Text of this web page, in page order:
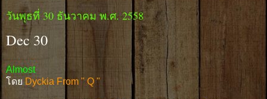
วันพุธที่ 30 ธันวาคม พ.ศ. 2558
Dec 30
Almost
โดย Dyckia From " Q "